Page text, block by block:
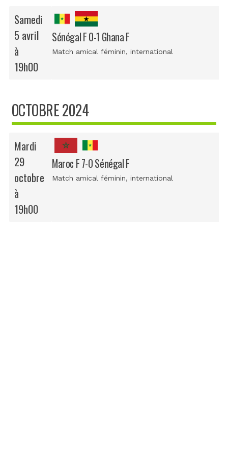
Samedi
5 avril
à
19h00
Sénégal F 0-1 Ghana F
Match amical féminin, international
OCTOBRE 2024
Mardi
29
octobre
à
19h00
Maroc F 7-0 Sénégal F
Match amical féminin, international